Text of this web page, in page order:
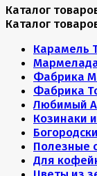
Каталог
Каталог
Карамель
Фабрика
Фабрика
Любимый
Козинаки
Полезные
Для